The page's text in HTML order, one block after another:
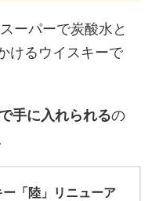
ーパーで炭酸水と
けるウイスキーで
手に入れられるの
「陸」リニューア